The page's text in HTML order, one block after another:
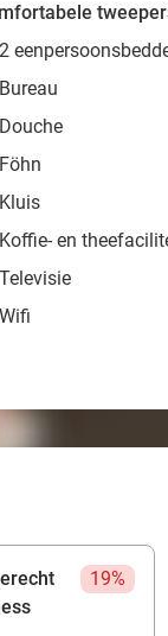
2
Bureau
Douche
Föhn
Kluis
Koffie- en
Televisie
Wifi
19%